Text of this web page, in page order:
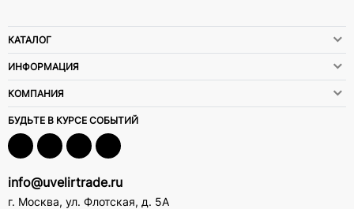
КАТАЛОГ
ИНФОРМАЦИЯ
КОМПАНИЯ
БУДЬТЕ В КУРСЕ СОБЫТИЙ
info@uvelirtrade.ru
г. Москва, ул. Флотская, д. 5А